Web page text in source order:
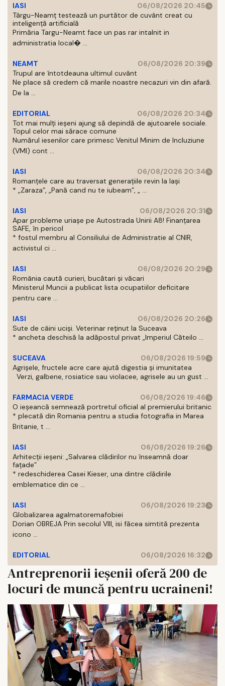
IASI
06/08/2026 20:45
Târgu-Neamț testează un purtător de cuvânt creat cu
inteligență artificială
Primăria Targu-Neamt face un pas rar intalnit in
administratia local� ...
NEAMT
06/08/2026 20:39
Trupul are întotdeauna ultimul cuvânt
Ne place să credem că marile noastre necazuri vin din afară.
De la ...
EDITORIAL
06/08/2026 20:34
Tot mai mulți ieșeni ajung să depindă de ajutoarele sociale.
Topul celor mai sărace comune
Numărul iesenilor care primesc Venitul Minim de Incluziune
(VMI) cont ...
IASI
06/08/2026 20:34
Romanțele care au traversat generațiile revin la Iași
* „Zaraza”, „Pană cand nu te iubeam”, „ ...
IASI
06/08/2026 20:31
Apar probleme uriașe pe Autostrada Unirii A8! Finanțarea
SAFE, în pericol
* fostul membru al Consiliului de Administratie al CNIR,
activistul ci ...
IASI
06/08/2026 20:29
România caută curieri, bucătari și văcari
Ministerul Muncii a publicat lista ocupatiilor deficitare
pentru care ...
IASI
06/08/2026 20:26
Sute de câini uciși. Veterinar reținut la Suceava
* ancheta deschisă la adăpostul privat „Imperiul Căteilo ...
SUCEAVA
06/08/2026 19:59
Agrișele, fructele acre care ajută digestia și imunitatea
Verzi, galbene, rosiatice sau violacee, agrisele au un gust ...
FARMACIA VERDE
06/08/2026 19:46
O ieșeancă semnează portretul oficial al premierului britanic
* plecată din Romania pentru a studia fotografia in Marea
Britanie, t ...
IASI
06/08/2026 19:26
Arhitecții ieșeni: „Salvarea clădirilor nu înseamnă doar
fațade”
* redeschiderea Casei Kieser, una dintre clădirile
emblematice din ce ...
IASI
06/08/2026 19:23
Globalizarea agalmatoremafobiei
Dorian OBREJA Prin secolul VIII, isi făcea simtită prezenta
icono ...
EDITORIAL 06/08/2026 16:32
Antreprenorii ieșenii oferă 200 de
locuri de muncă pentru ucraineni!